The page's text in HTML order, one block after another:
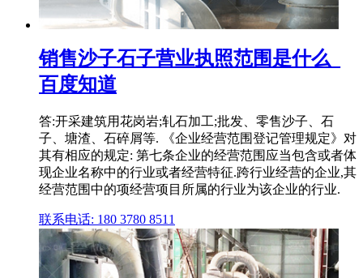
销售沙子石子营业执照范围是什么_
百度知道
答:开采建筑用花岗岩;轧石加工;批发、零售沙子、石
子、塘渣、石碎屑等. 《企业经营范围登记管理规定》对
其有相应的规定: 第七条企业的经营范围应当包含或者体
现企业名称中的行业或者经营特征.跨行业经营的企业,其
经营范围中的项经营项目所属的行业为该企业的行业.
联系电话: 180 3780 8511